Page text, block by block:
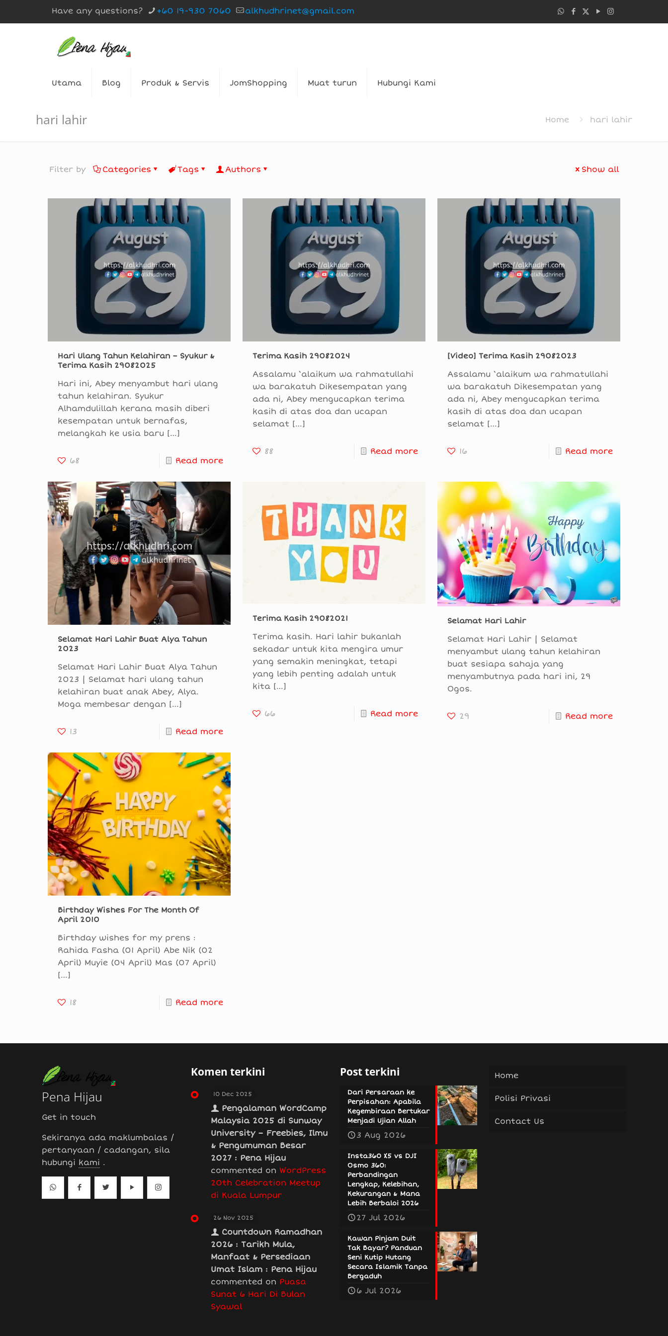
Have any questions? +60 19-930 7060 alkhudhrinet@gmail.com
Utama Blog Produk & Servis JomShopping Muat turun Hubungi Kami
hari lahir Home hari lahir
Filter by Categories Tags Authors Show all
Hari Ulang Tahun Kelahiran – Syukur &
Terima Kasih 29082025
Hari ini, Abey menyambut hari ulang
tahun kelahiran. Syukur
Alhamdulillah kerana masih diberi
kesempatan untuk bernafas,
melangkah ke usia baru […]
68 Read more
Terima Kasih 29082024
Assalamu ‘alaikum wa rahmatullahi
wa barakatuh Dikesempatan yang
ada ni, Abey mengucapkan terima
kasih di atas doa dan ucapan
selamat […]
88 Read more
[Video] Terima Kasih 29082023
Assalamu ‘alaikum wa rahmatullahi
wa barakatuh Dikesempatan yang
ada ni, Abey mengucapkan terima
kasih di atas doa dan ucapan
selamat […]
16 Read more
Selamat Hari Lahir Buat Alya Tahun
2023
Selamat Hari Lahir Buat Alya Tahun
2023 | Selamat hari ulang tahun
kelahiran buat anak Abey, Alya.
Moga membesar dengan […]
13 Read more
Terima Kasih 29082021
Terima kasih. Hari lahir bukanlah
sekadar untuk kita mengira umur
yang semakin meningkat, tetapi
yang lebih penting adalah untuk
kita[…]
66 Read more
Selamat Hari Lahir
Selamat Hari Lahir | Selamat
menyambut ulang tahun kelahiran
buat sesiapa sahaja yang
menyambutnya pada hari ini, 29
Ogos.
29 Read more
Birthday Wishes For The Month Of
April 2010
Birthday wishes for my prens :
Rahida Fasha (01 April) Abe Nik (02
April) Muyie (04 April) Mas (07 April)
[…]
18 Read more
Pena Hijau
Get in touch
Sekiranya ada maklumbalas /
pertanyaan / cadangan, sila
hubungi kami .
Komen terkini
10 Dec 2025
Pengalaman WordCamp
Malaysia 2025 di Sunway
University – Freebies, Ilmu
& Pengumuman Besar
2027 : Pena Hijau
commented on WordPress
20th Celebration Meetup
di Kuala Lumpur
26 Nov 2025
Countdown Ramadhan
2026 : Tarikh Mula,
Manfaat & Persediaan
Umat Islam : Pena Hijau
commented on Puasa
Sunat 6 Hari Di Bulan
Syawal
Post terkini
Dari Persaraan ke
Perpisahan: Apabila
Kegembiraan Bertukar
Menjadi Ujian Allah
3 Aug 2026
Insta360 X5 vs DJI
Osmo 360:
Perbandingan
Lengkap, Kelebihan,
Kekurangan & Mana
Lebih Berbaloi 2026
27 Jul 2026
Kawan Pinjam Duit
Tak Bayar? Panduan
Seni Kutip Hutang
Secara Islamik Tanpa
Bergaduh
6 Jul 2026
Home
Polisi Privasi
Contact Us